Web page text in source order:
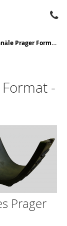
Rinnen für eiförmige Abwasserkanäle Prager Format
-
Prager